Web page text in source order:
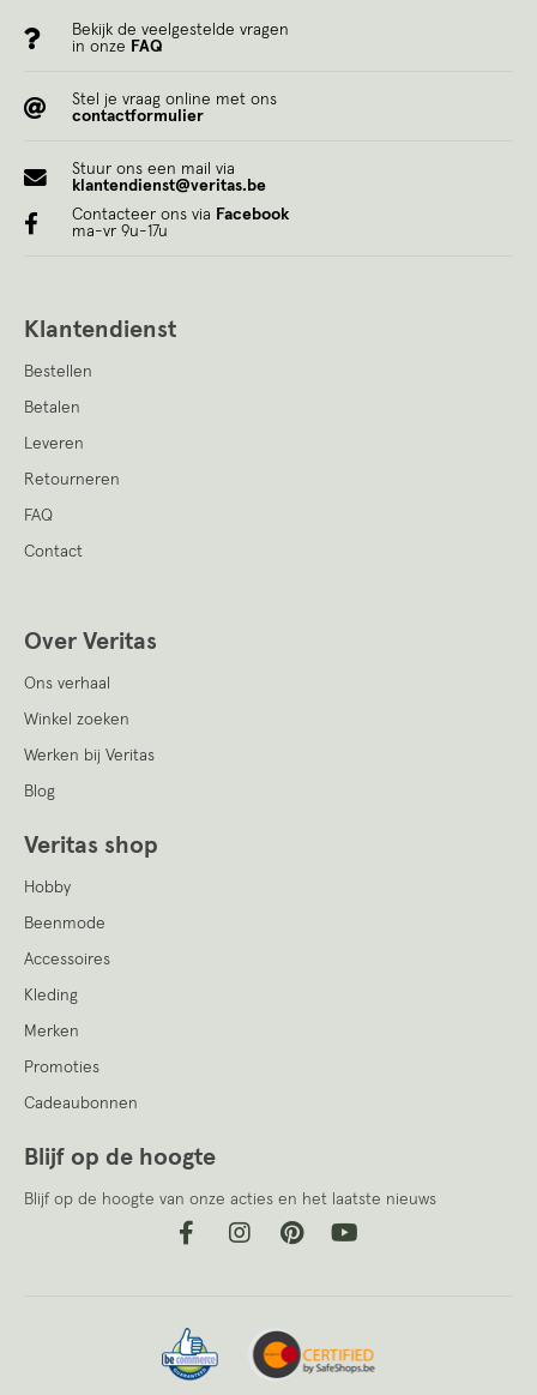
Bekijk de veelgestelde vragen
in onze FAQ
Stel je vraag online met ons
contactformulier
Stuur ons een mail via
klantendienst@veritas.be
Contacteer ons via Facebook
ma-vr 9u-17u
Klantendienst
Bestellen
Betalen
Leveren
Retourneren
FAQ
Contact
Over Veritas
Ons verhaal
Winkel zoeken
Werken bij Veritas
Blog
Veritas shop
Hobby
Beenmode
Accessoires
Kleding
Merken
Promoties
Cadeaubonnen
Blijf op de hoogte
Blijf op de hoogte van onze acties en het laatste nieuws